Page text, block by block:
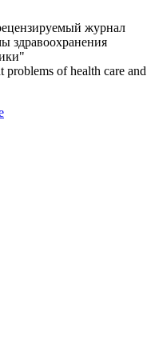
журнал
здравоохранения
of health care